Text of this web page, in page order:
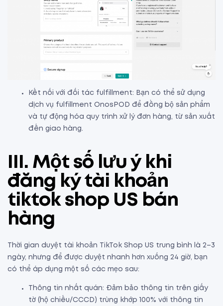
Kết nối với đối tác fulfillment: Bạn có thể sử dụng
dịch vụ fulfillment OnosPOD để đồng bộ sản phẩm
và tự động hóa quy trình xử lý đơn hàng, từ sản xuất
đến giao hàng.
III. Một số lưu ý khi
đăng ký tài khoản
tiktok shop US bán
hàng
Thời gian duyệt tài khoản TikTok Shop US trung bình là 2–3
ngày, nhưng để được duyệt nhanh hơn xuống 24 giờ, bạn
có thể áp dụng một số các mẹo sau:
Thông tin nhất quán: Đảm bảo thông tin trên giấy
tờ (hộ chiếu/CCCD) trùng khớp 100% với thông tin